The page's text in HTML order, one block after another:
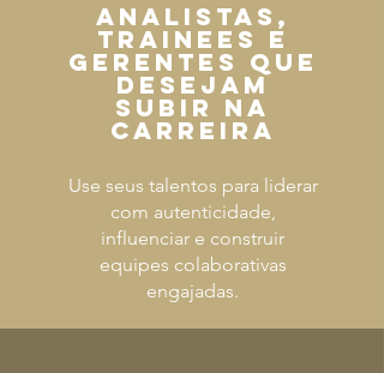
ANALISTAS,
TRAINEES E
GERENTES QUE
DESEJAM
SUBIR NA
CARREIRA
Use seus talentos para liderar
com autenticidade,
influenciar e construir
equipes colaborativas
engajadas.